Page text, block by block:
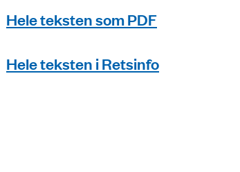
Hele teksten som PDF
Hele teksten i Retsinfo